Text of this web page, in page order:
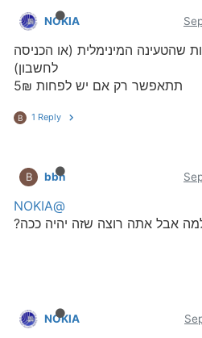
NOKIA
שהטעינה המינימלית (או הכניסה
לחשבון)
תתאפשר רק אם יש לפחות 5₪
B 1 Reply
B bbn
@NOKIA
אבל אתה רוצה שזה יהיה ככה?
NOKIA